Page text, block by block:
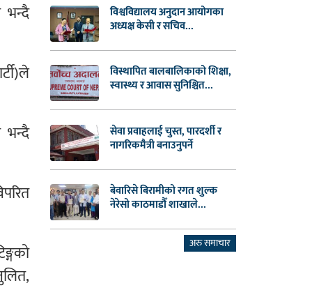
भन्दै
भन्दै
विश्वविद्यालय अनुदान आयोगका
अध्यक्ष केसी र सचिव...
विस्थापित बालबालिकाको शिक्षा,
स्वास्थ्य र आवास सुनिश्चित...
सेवा प्रवाहलाई चुस्त, पारदर्शी र
नागरिकमैत्री बनाउनुपर्ने
बेवारिसे बिरामीको रगत शुल्क
नेरेसो काठमाडौँ शाखाले...
अरु समाचार